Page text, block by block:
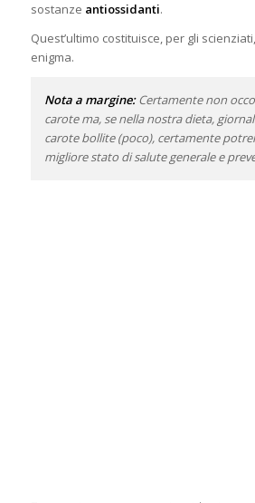
sostanze antiossidanti.
Quest’ultimo costituisce, per gli
enigma.
Nota a margine:Certamente non
carote ma, se nella nostra dieta,
carote bollite (poco), certamente
migliore stato di salute generale e